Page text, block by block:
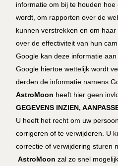
informatie om bij te houden
wordt, om rapporten over de
kunnen verstrekken en om
over de effectiviteit van hun
Google kan deze informatie
Google hiertoe wettelijk wordt
derden de informatie namens
AstroMoon heeft hier geen
GEGEVENS INZIEN,
U heeft het recht om uw
corrigeren of te verwijderen. U
correctie of verwijdering sturen
AstroMoon zal zo snel